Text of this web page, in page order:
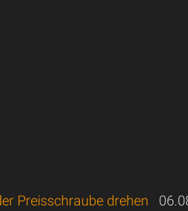
Preisschraube drehen